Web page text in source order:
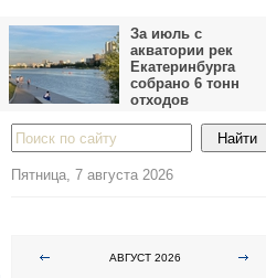
За июль с
акватории рек
Екатеринбурга
собрано 6 тонн
отходов
Пятница, 7 августа 2026
АВГУСТ 2026